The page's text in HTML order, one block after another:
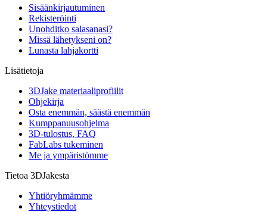
Sisäänkirjautuminen
Rekisteröinti
Unohditko salasanasi?
Missä lähetykseni on?
Lunasta lahjakortti
Lisätietoja
3DJake materiaaliprofiilit
Ohjekirja
Osta enemmän, säästä enemmän
Kumppanuusohjelma
3D-tulostus, FAQ
FabLabs tukeminen
Me ja ympäristömme
Tietoa 3DJakesta
Yhtiöryhmämme
Yhteystiedot